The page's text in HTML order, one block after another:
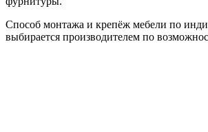
Способ монтажа и крепёж мебели по
выбирается производителем по